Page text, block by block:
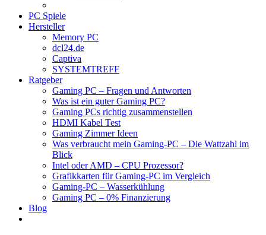
PC Spiele
Hersteller
Memory PC
dcl24.de
Captiva
SYSTEMTREFF
Ratgeber
Gaming PC – Fragen und Antworten
Was ist ein guter Gaming PC?
Gaming PCs richtig zusammenstellen
HDMI Kabel Test
Gaming Zimmer Ideen
Was verbraucht mein Gaming-PC – Die Wattzahl im
Blick
Intel oder AMD – CPU Prozessor?
Grafikkarten für Gaming-PC im Vergleich
Gaming-PC – Wasserkühlung
Gaming PC – 0% Finanzierung
Blog